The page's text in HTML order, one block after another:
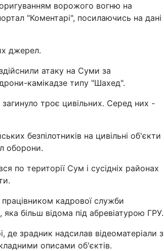
ворожого вогню на
"Коментарі", посилаючись на дані
джерел.
атаку на Суми за
камікадзе типу "Шахед".
троє цивільних. Серед них -
безпілотників на цивільні об'єкти
оборони.
по території Сум і сусідніх районах
кадрової служби
більш відома під абревіатурою ГРУ.
де зрадник надсилав відеоматеріали з
описами об'єктів.